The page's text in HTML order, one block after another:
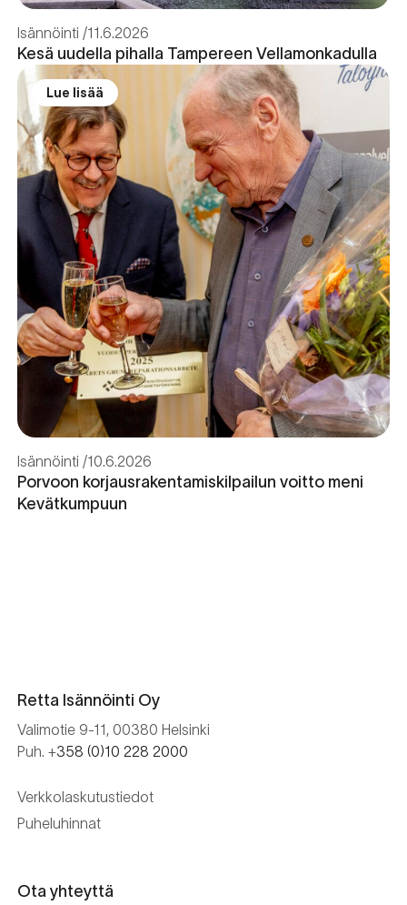
Isännöinti 11.6.2026
Kesä uudella pihalla Tampereen Vellamonkadulla
Lue lisää
Isännöinti 10.6.2026
Porvoon korjausrakentamiskilpailun voitto meni
Kevätkumpuun
Retta Isännöinti Oy
Valimotie 9-11, 00380 Helsinki
Puh. +358 (0)10 228 2000
Verkkolaskutustiedot
Puheluhinnat
Ota yhteyttä